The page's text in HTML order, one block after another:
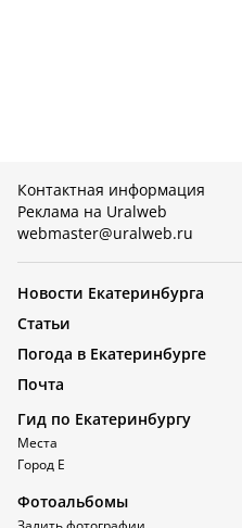
Контактная информация
Реклама на Uralweb
webmaster@uralweb.ru
Новости Екатеринбурга
Статьи
Погода в Екатеринбурге
Почта
Гид по Екатеринбургу
Места
Город Е
Фотоальбомы